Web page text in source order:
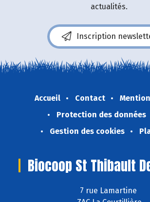
actualités.
Inscription
Accueil Contact
Protection des données
Gestion des cookies
Biocoop St Thibault
7 rue Lamartine